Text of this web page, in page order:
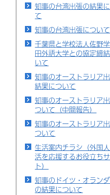
知事の台湾出張の結果
て
知事の台湾出張について
千葉県と学校法人佐野
田外語大学との協定締
いて
知事のオーストラリア
結果について
知事のオーストラリア
ついて（中間報告）
知事のオーストラリア
ついて
生活案内チラシ（外国
活を応援するお役立ち
ト）
知事のドイツ・オラン
の結果について